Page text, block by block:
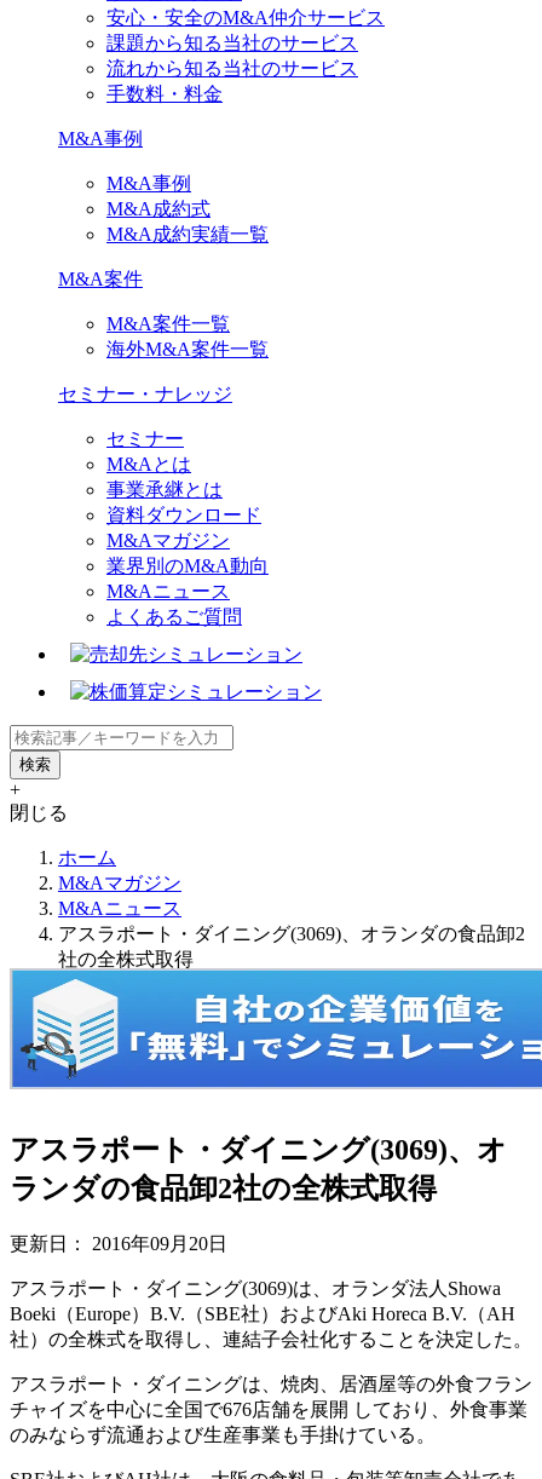
安心・安全のM&A仲介サービス
課題から知る当社のサービス
流れから知る当社のサービス
手数料・料金
M&A事例
M&A事例
M&A成約式
M&A成約実績一覧
M&A案件
M&A案件一覧
海外M&A案件一覧
セミナー・ナレッジ
セミナー
M&Aとは
事業承継とは
資料ダウンロード
M&Aマガジン
業界別のM&A動向
M&Aニュース
よくあるご質問
+
閉じる
ホーム
M&Aマガジン
M&Aニュース
アスラポート・ダイニング(3069)、オランダの食品卸2
社の全株式取得
アスラポート・ダイニング(3069)、オ
ランダの食品卸2社の全株式取得
更新日： 2016年09月20日
アスラポート・ダイニング(3069)は、オランダ法人Showa
Boeki（Europe）B.V.（SBE社）およびAki Horeca B.V.（AH
社）の全株式を取得し、連結子会社化することを決定した。
アスラポート・ダイニングは、焼肉、居酒屋等の外食フラン
チャイズを中心に全国で676店舗を展開 しており、外食事業
のみならず流通および生産事業も手掛けている。